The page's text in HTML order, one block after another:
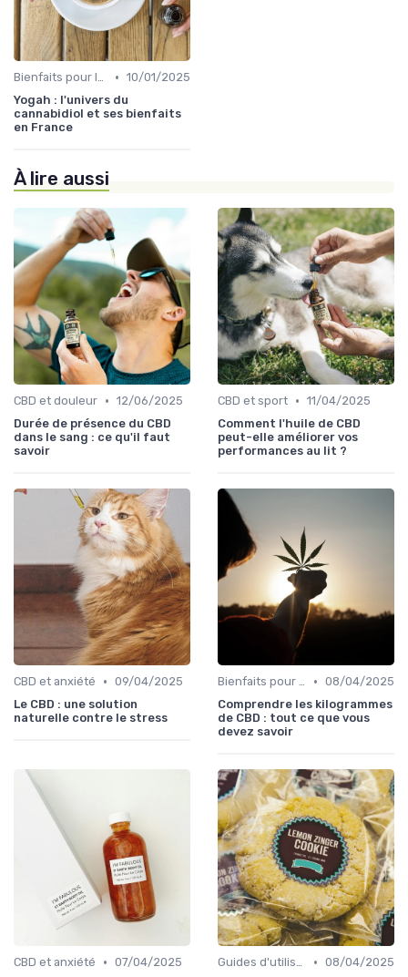
Bienfaits pour la santé • 10/01/2025
Yogah : l'univers du
cannabidiol et ses bienfaits
en France
À lire aussi
CBD et douleur • 12/06/2025
Durée de présence du CBD
dans le sang : ce qu'il faut
savoir
CBD et sport • 11/04/2025
Comment l'huile de CBD
peut-elle améliorer vos
performances au lit ?
CBD et anxiété • 09/04/2025
Le CBD : une solution
naturelle contre le stress
Bienfaits pour la santé • 08/04/2025
Comprendre les kilogrammes
de CBD : tout ce que vous
devez savoir
CBD et anxiété • 07/04/2025
Guides d'utilisation • 08/04/2025